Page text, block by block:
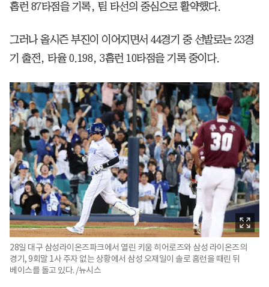
홈런 87타점을 기록, 팀 타선의 중심으로 활약했다.
그러나 올시즌 부진이 이어지면서 44경기 중 선발로는 23경
기 출전, 타율 0.198, 3홈런 10타점을 기록 중이다.
28일 대구 삼성라이온즈파크에서 열린 키움 히어로즈와 삼성 라이온즈의
경기, 9회말 1사 주자 없는 상황에서 삼성 오재일이 솔로 홈런을 때린 뒤
베이스를 돌고 있다. /뉴시스